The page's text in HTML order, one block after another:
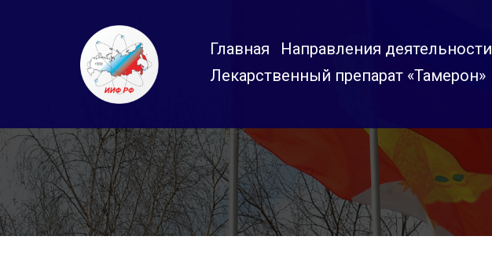
содержимому
Главная Направления деятельности
Лекарственный препарат «Тамерон»